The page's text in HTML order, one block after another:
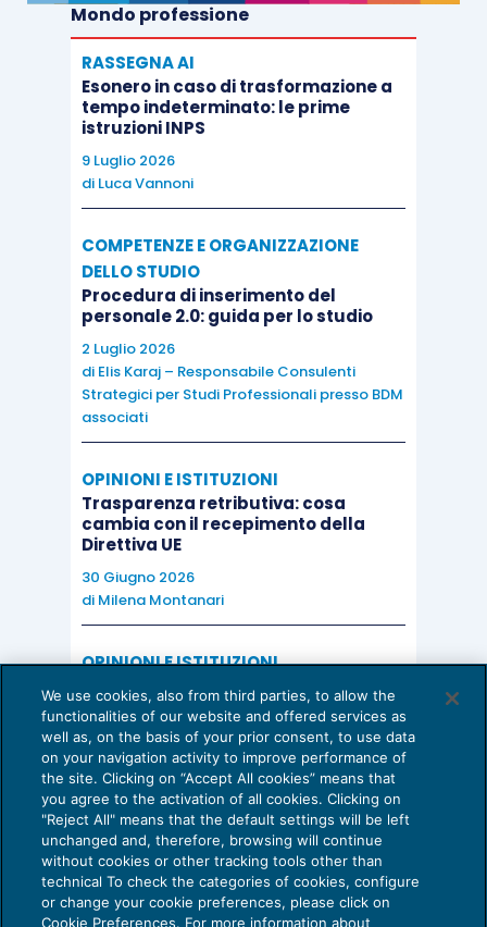
Mondo professione
RASSEGNA AI
Esonero in caso di trasformazione a
tempo indeterminato: le prime
istruzioni INPS
9 Luglio 2026
di Luca Vannoni
COMPETENZE E ORGANIZZAZIONE
DELLO STUDIO
Procedura di inserimento del
personale 2.0: guida per lo studio
2 Luglio 2026
di Elis Karaj – Responsabile Consulenti
Strategici per Studi Professionali presso BDM
associati
OPINIONI E ISTITUZIONI
Trasparenza retributiva: cosa
cambia con il recepimento della
Direttiva UE
30 Giugno 2026
di Milena Montanari
OPINIONI E ISTITUZIONI
Valorizzare il potenziale dello Studio:
una riflessione sul futuro della
consulenza del lavoro
15 Giugno 2026
di Milena Montanari
We use cookies, also from third parties, to allow the
functionalities of our website and offered services as
well as, on the basis of your prior consent, to use data
on your navigation activity to improve performance of
the site. Clicking on “Accept All cookies” means that
you agree to the activation of all cookies. Clicking on
"Reject All" means that the default settings will be left
unchanged and, therefore, browsing will continue
without cookies or other tracking tools other than
technical To check the categories of cookies, configure
or change your cookie preferences, please click on
Cookie Preferences. For more information about